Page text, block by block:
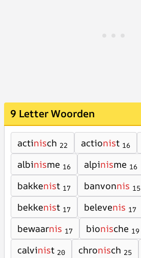
9 Letter Woorden
actinisch 22 actionist 16
albinisme 16 alpinisme 16
bakkenist 17 banvonnis 15
bekkenist 17 belevenis 17
bewaarnis 17 bionische 19
calvinist 20 chronisch 25